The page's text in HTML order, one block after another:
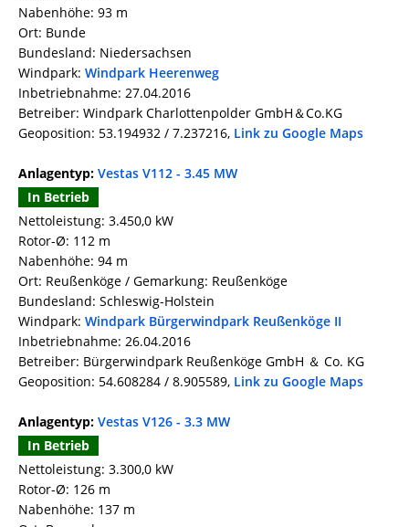
Nabenhöhe: 93 m
Ort: Bunde
Bundesland: Niedersachsen
Windpark: Windpark Heerenweg
Inbetriebnahme: 27.04.2016
Betreiber: Windpark Charlottenpolder GmbH＆Co.KG
Geoposition: 53.194932 / 7.237216, Link zu Google Maps
Anlagentyp: Vestas V112 - 3.45 MW
In Betrieb
Nettoleistung: 3.450,0 kW
Rotor-Ø: 112 m
Nabenhöhe: 94 m
Ort: Reußenköge / Gemarkung: Reußenköge
Bundesland: Schleswig-Holstein
Windpark: Windpark Bürgerwindpark Reußenköge II
Inbetriebnahme: 26.04.2016
Betreiber: Bürgerwindpark Reußenköge GmbH ＆ Co. KG
Geoposition: 54.608284 / 8.905589, Link zu Google Maps
Anlagentyp: Vestas V126 - 3.3 MW
In Betrieb
Nettoleistung: 3.300,0 kW
Rotor-Ø: 126 m
Nabenhöhe: 137 m